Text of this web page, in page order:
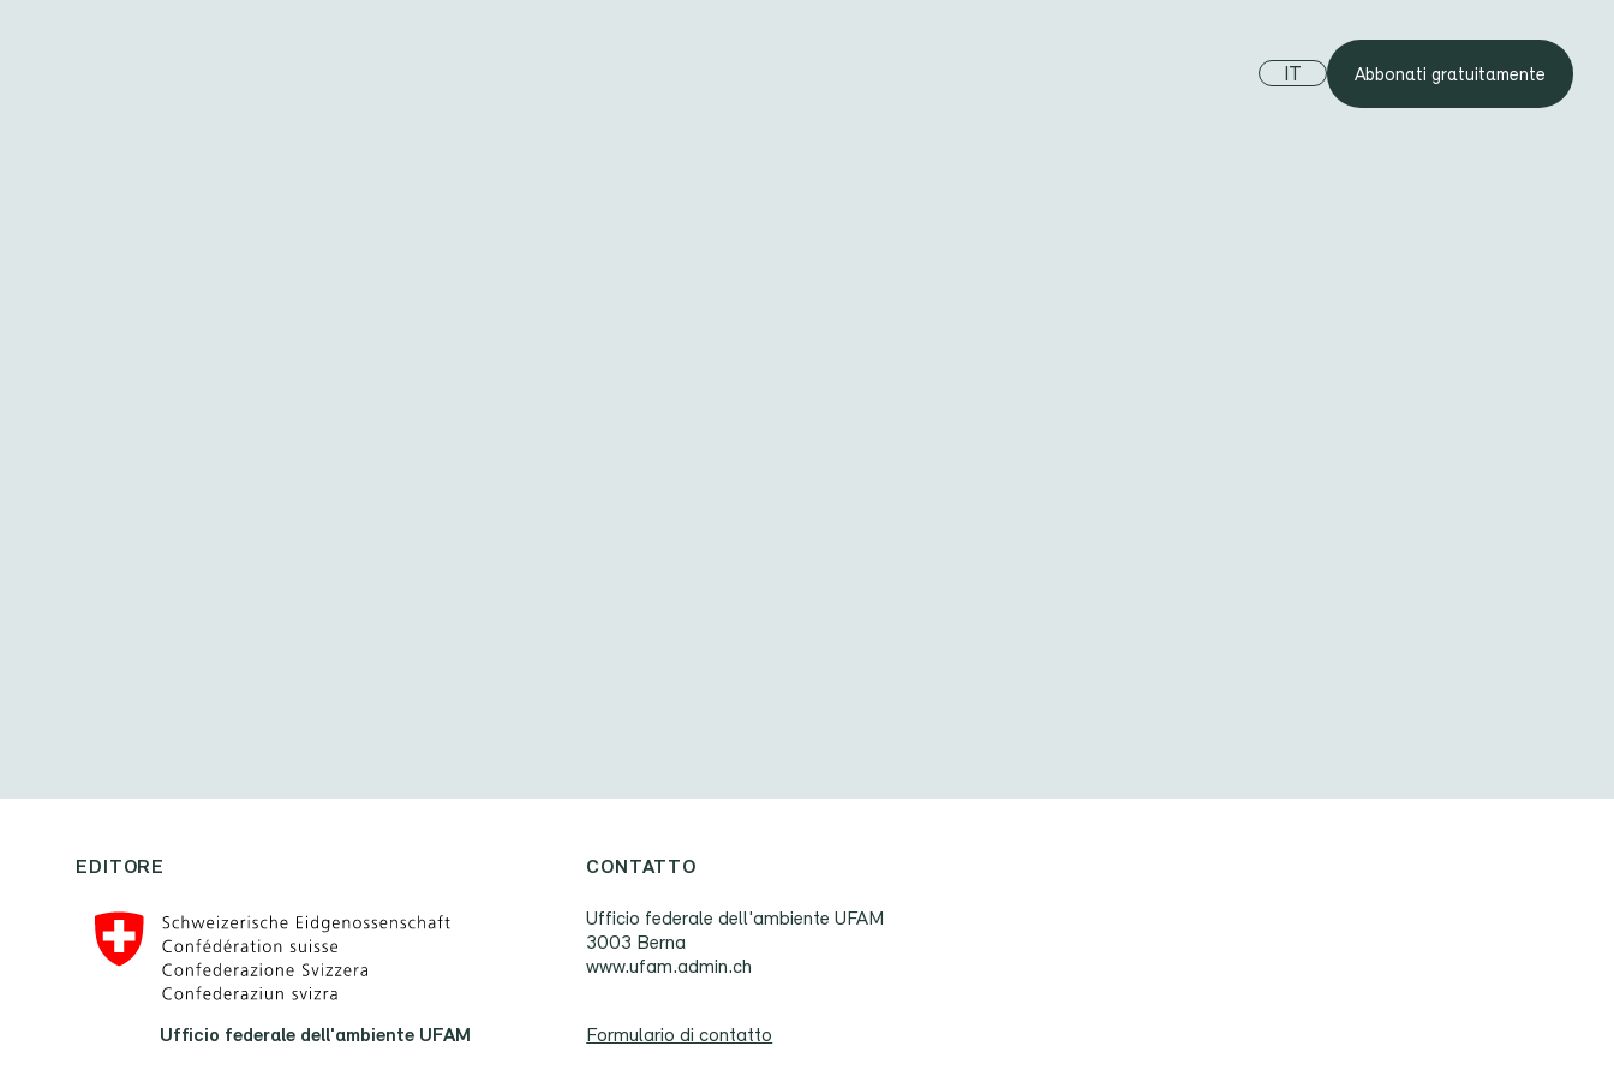
IT Abbonati gratuitamente
EDITORE
Ufficio federale dell'ambiente UFAM
CONTATTO
Ufficio federale dell'ambiente UFAM
3003 Berna
www.ufam.admin.ch
Formulario di contatto